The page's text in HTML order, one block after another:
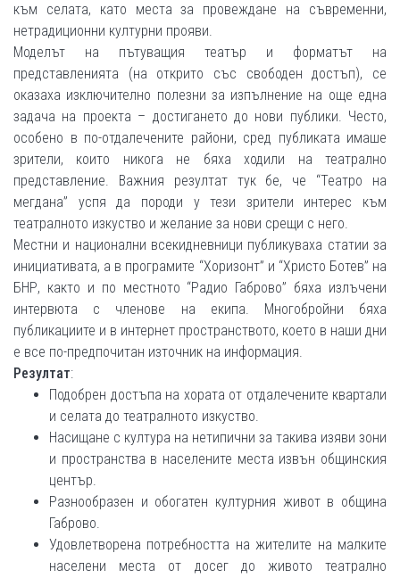
към селата, като места за провеждане на съвременни,
нетрадиционни културни прояви.
Моделът на пътуващия театър и форматът на
представленията (на открито със свободен достъп), се
оказаха изключително полезни за изпълнение на още една
задача на проекта – достигането до нови публики. Често,
особено в по-отдалечените райони, сред публиката имаше
зрители, които никога не бяха ходили на театрално
представление. Важния резултат тук бе, че “Театро на
мегдана” успя да породи у тези зрители интерес към
театралното изкуство и желание за нови срещи с него.
Местни и национални всекидневници публикуваха статии за
инициативата, а в програмите “Хоризонт” и “Христо Ботев” на
БНР, както и по местното “Радио Габрово” бяха излъчени
интервюта с членове на екипа. Многобройни бяха
публикациите и в интернет пространството, което в наши дни
е все по-предпочитан източник на информация.
Резултат:
Подобрен достъпа на хората от отдалечените квартали
и селата до театралното изкуство.
Насищане с култура на нетипични за такива изяви зони
и пространства в населените места извън общинския
център.
Разнообразен и обогатен културния живот в община
Габрово.
Удовлетворена потребността на жителите на малките
населени места от досег до живото театрално